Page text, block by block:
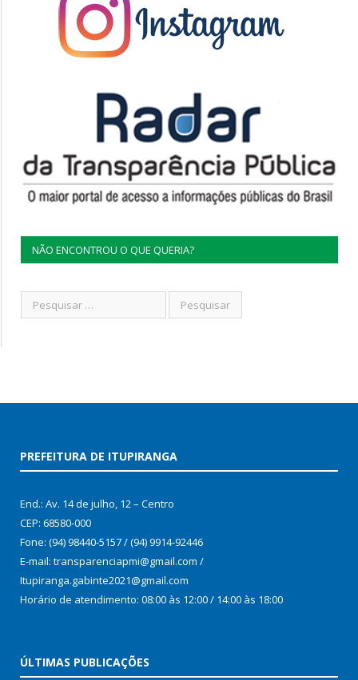
NÃO ENCONTROU O QUE QUERIA?
PREFEITURA DE ITUPIRANGA
End.: Av. 14 de julho, 12 – Centro
CEP: 68580-000
Fone: (94) 98440-5157 / (94) 9914-92446
E-mail: transparenciapmi@gmail.com /
Itupiranga.gabinte2021@gmail.com
Horário de atendimento: 08:00 às 12:00 / 14:00 às 18:00
ÚLTIMAS PUBLICAÇÕES